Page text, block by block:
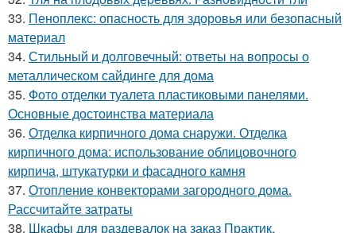
33. Пеноплекс: опасность для здоровья или безопасный
материал
34. Стильный и долговечный: ответы на вопросы о
металлическом сайдинге для дома
35. Фото отделки туалета пластиковыми панелями.
Основные достоинства материала
36. Отделка кирпичного дома снаружи. Отделка
кирпичного дома: использование облицовочного
кирпича, штукатурки и фасадного камня
37. Отопление конвекторами загородного дома.
Рассчитайте затраты
38. Шкафы для раздевалок на заказ Практик.